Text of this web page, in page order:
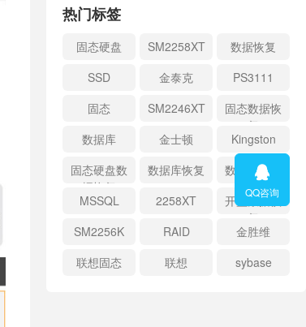
热门标签
固态硬盘 SM2258XT
数据恢复
SSD
金泰克
PS3111
固态
SM2246XT
固态数据恢
复
数据库
金士顿
Kingston
固态硬盘数
据恢复
数据库恢复
数据库修复
MSSQL
2258XT
开盘数据恢
复
SM2256K
RAID
金胜维
联想固态
联想 sybase

QQ咨询